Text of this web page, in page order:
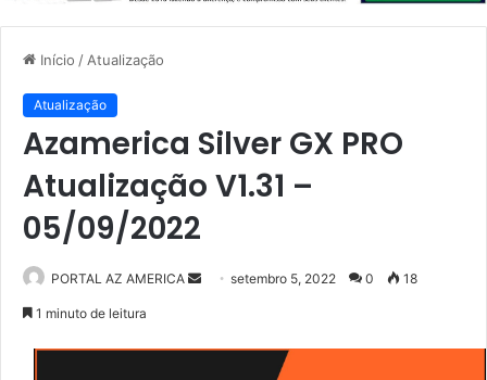
Início / Atualização
Atualização
Azamerica Silver GX PRO
Atualização V1.31 –
05/09/2022
PORTAL AZ AMERICA setembro 5, 2022 0 18
1 minuto de leitura